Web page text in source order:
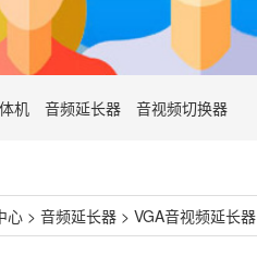
机 音频延长器 音视频切换器
心 > 音频延长器 > VGA音视频延长器